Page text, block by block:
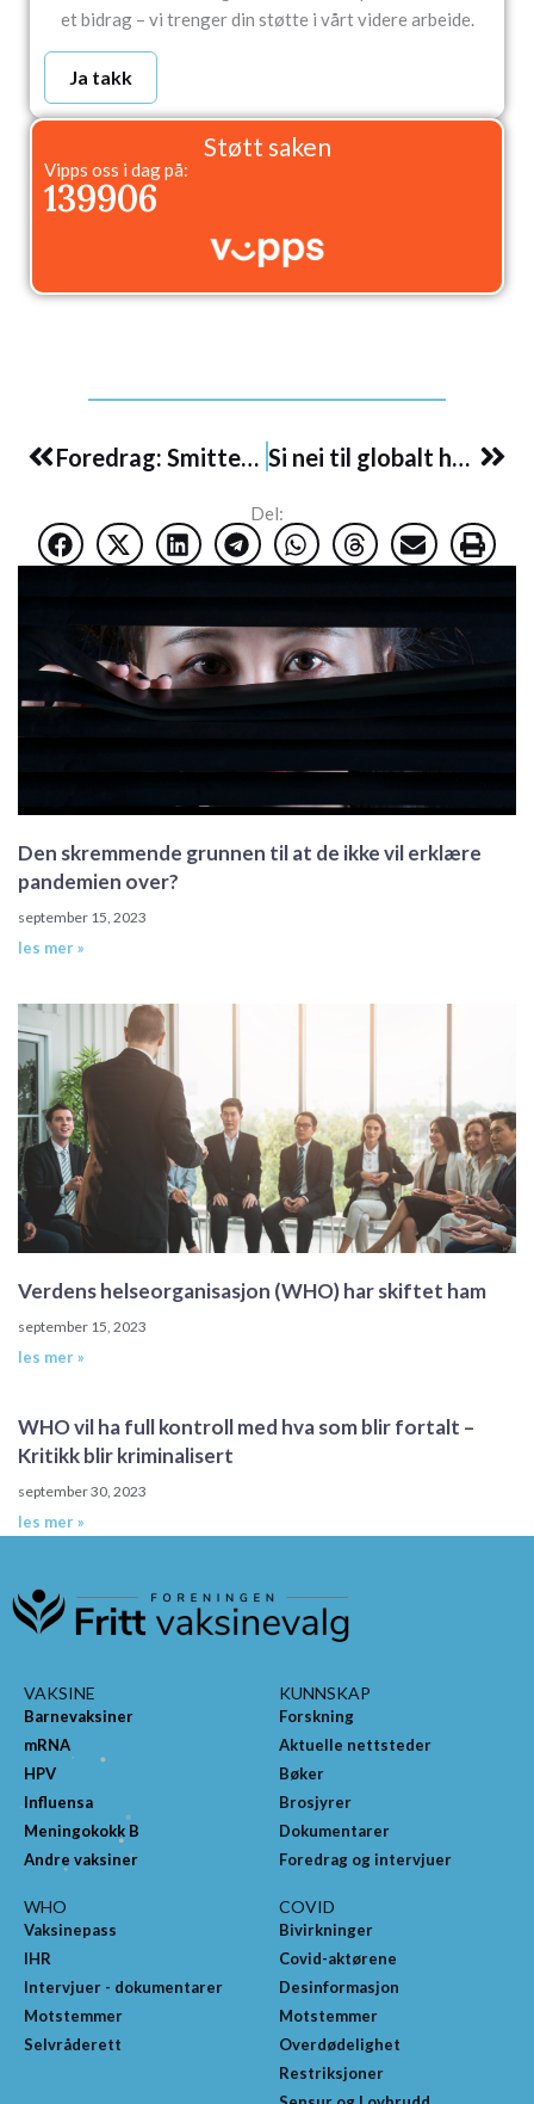
et bidrag – vi trenger din støtte i vårt videre arbeide.
Ja takk
Støtt saken
Vipps oss i dag på:
139906
Foredrag: Smittevern – en ny statsform? Si nei til globalt helsediktatur
Del:
Den skremmende grunnen til at de ikke vil erklære
pandemien over?
september 15, 2023
les mer »
Verdens helseorganisasjon (WHO) har skiftet ham
september 15, 2023
les mer »
WHO vil ha full kontroll med hva som blir fortalt –
Kritikk blir kriminalisert
september 30, 2023
les mer »
VAKSINE
Barnevaksiner
mRNA
HPV
Influensa
Meningokokk B
Andre vaksiner
KUNNSKAP
Forskning
Aktuelle nettsteder
Bøker
Brosjyrer
Dokumentarer
Foredrag og intervjuer
WHO
Vaksinepass
IHR
Intervjuer - dokumentarer
Motstemmer
Selvråderett
COVID
Bivirkninger
Covid-aktørene
Desinformasjon
Motstemmer
Overdødelighet
Restriksjoner